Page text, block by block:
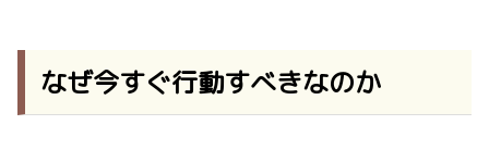
なぜ今すぐ行動すべきなのか